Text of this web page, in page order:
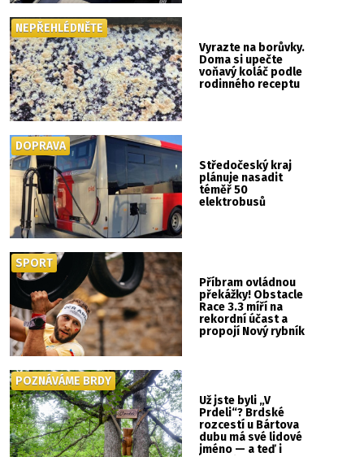
Vyrazte na borůvky.
Doma si upečte
voňavý koláč podle
rodinného receptu
NEPŘEHLÉDNĚTE
Středočeský kraj
plánuje nasadit
téměř 50
elektrobusů
DOPRAVA
Příbram ovládnou
překážky! Obstacle
Race 3.3 míří na
rekordní účast a
propojí Nový rybník
SPORT
Už jste byli „V
Prdeli“? Brdské
rozcestí u Bártova
dubu má své lidové
jméno — a teď i
POZNÁVÁME BRDY